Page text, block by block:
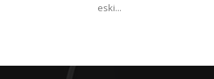
eski...